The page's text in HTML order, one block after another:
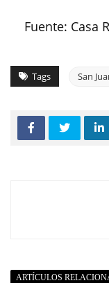
Fuente: Casa
Tags San
ARTÍCULOS